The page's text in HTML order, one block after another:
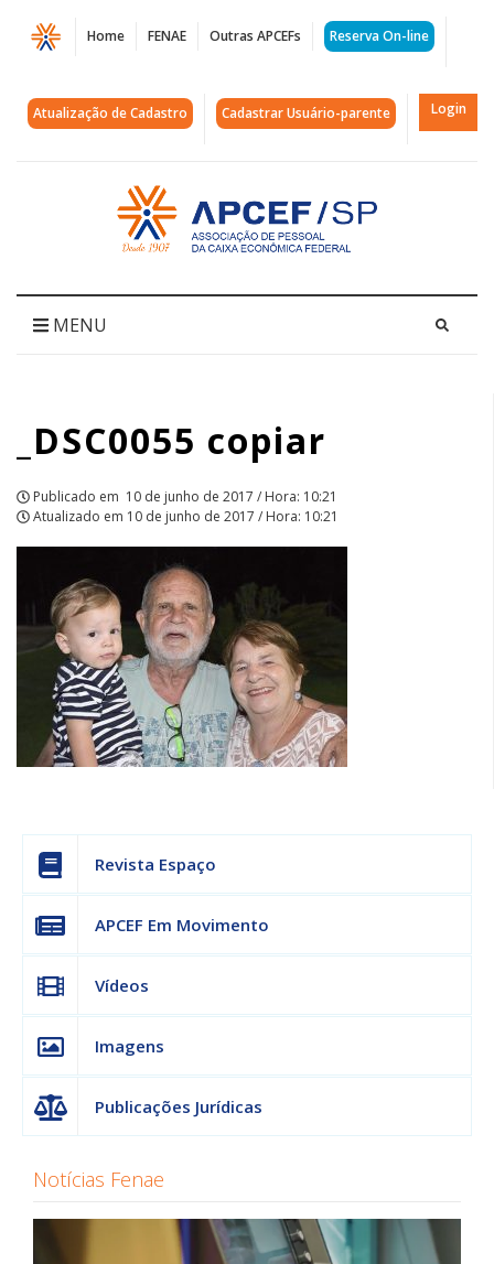
Página
_DSC0055
copiar
APCEF/SP
Home FENAE Outras APCEFs Reserva On-line
Atualização de Cadastro Cadastrar Usuário-parente Login
Acessar
página
inicial
MENU
_DSC0055 copiar
Publicado em 10 de junho de 2017 / Hora: 10:21
Atualizado em 10 de junho de 2017 / Hora: 10:21
Revista Espaço
APCEF Em Movimento
Vídeos
Imagens
Publicações Jurídicas
Notícias Fenae